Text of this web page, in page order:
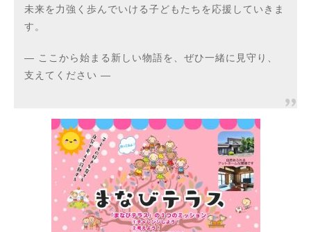
未来を力強く歩んでいける子どもたちを応援していきま
す。
― ここから始まる新しい物語を、ぜひ一緒に見守り、
支えてください ―